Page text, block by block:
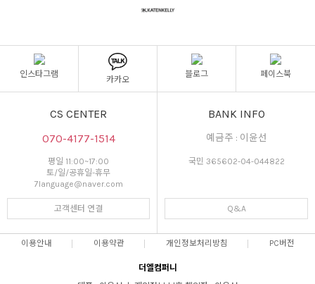
인스타그램
카카오
블로그 페이스북
CS CENTER
070-4177-1514
평일 11:00~17:00
토/일/공휴일-휴무
7language@naver.com
고객센터 연결
BANK INFO
예금주 : 이윤선
국민 365602-04-044822
Q&A
이용안내 이용약관 개인정보처리방침 PC버전
더엘컴퍼니